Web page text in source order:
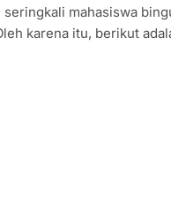
mahasiswa
karena itu, berikut